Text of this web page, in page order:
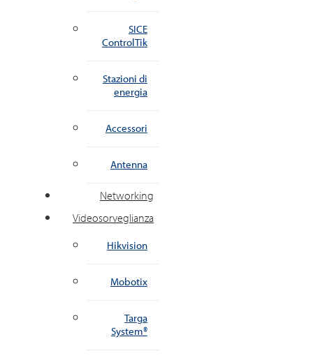
SICE
ControlTik
Stazioni di
energia
Accessori
Antenna
Networking
Videosorveglianza
Hikvision
Mobotix
Targa
System®